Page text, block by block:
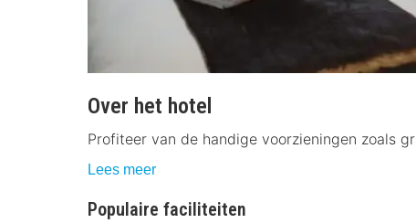
Over het hotel
Profiteer van de handige voorzieningen zoals
Lees meer
Populaire faciliteiten